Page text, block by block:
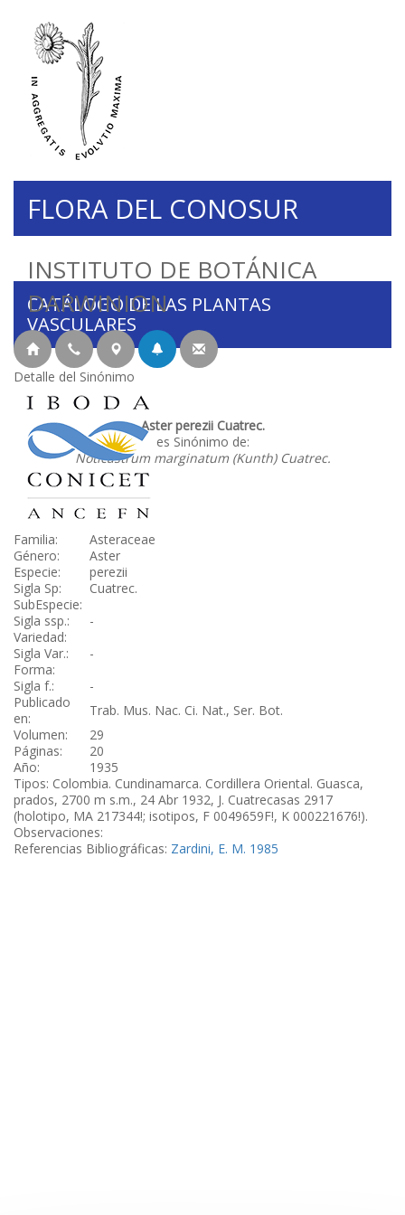
INSTITUTO DE BOTÁNICA
DARWINION
FLORA DEL CONOSUR
CATÁLOGO DE LAS PLANTAS
VASCULARES
Detalle del Sinónimo
Aster perezii Cuatrec.
es Sinónimo de:
Noticastrum marginatum (Kunth) Cuatrec.
Familia:
Asteraceae
Género:
Aster
Especie:
perezii
Sigla Sp:
Cuatrec.
SubEspecie:
Sigla ssp.:
-
Variedad:
Sigla Var.:
-
Forma:
Sigla f.:
-
Publicado
en:
Trab. Mus. Nac. Ci. Nat., Ser. Bot.
Volumen:
29
Páginas:
20
Año:
1935
Tipos: Colombia. Cundinamarca. Cordillera Oriental. Guasca,
prados, 2700 m s.m., 24 Abr 1932, J. Cuatrecasas 2917
(holotipo, MA 217344!; isotipos, F 0049659F!, K 000221676!).
Observaciones:
Referencias Bibliográficas: Zardini, E. M. 1985